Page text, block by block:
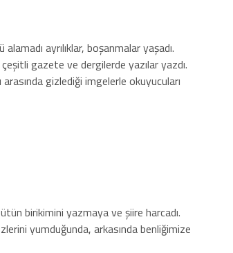
ayrılıklar, boşanmalar yaşadı.
gazete ve dergilerde yazılar yazdı.
gizlediği imgelerle okuyucuları
birikimini yazmaya ve şiire harcadı.
yumduğunda, arkasında benliğimize